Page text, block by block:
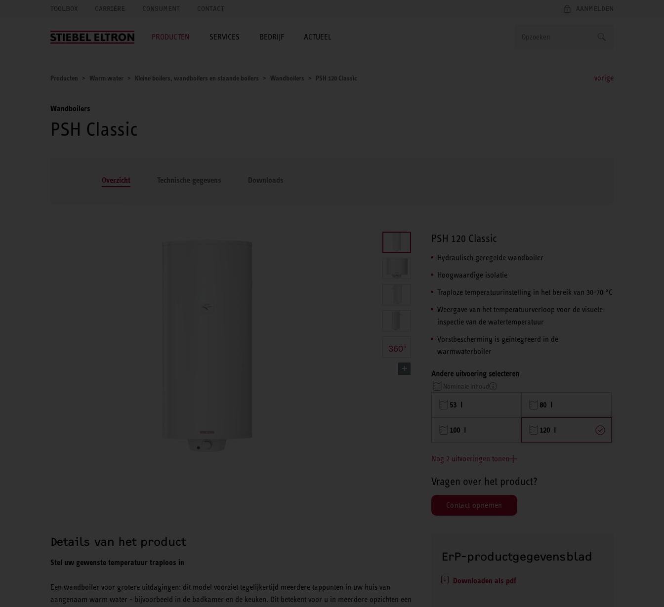
TOOLBOX CARRIÈRE CONSUMENT CONTACT AANMELDEN
PRODUCTEN SERVICES BEDRIJF ACTUEEL
Producten Warm water Kleine boilers, wandboilers en staande boilers Wandboilers PSH 120 Classic vorige
Wandboilers
PSH Classic
Overzicht Technische gegevens Downloads
360°
PSH 120 Classic
Hydraulisch geregelde wandboiler
Hoogwaardige isolatie
Traploze temperatuurinstelling in het bereik van 30-70 °C
Weergave van het temperatuurverloop voor de visuele
inspectie van de watertemperatuur
Vorstbescherming is geïntegreerd in de
warmwaterboiler
Andere uitvoering selecteren
Nominale inhoud
53 l 80 l
100 l 120 l
Nog 2 uitvoeringen tonen
Vragen over het product?
Contact opnemen
Details van het product
Stel uw gewenste temperatuur traploos in
Een wandboiler voor grotere uitdagingen: dit model voorziet tegelijkertijd meerdere tappunten in uw huis van
aangenaam warm water - bijvoorbeeld in de badkamer en de keuken. Dit betekent voor u in meerdere opzichten een
ErP-productgegevensblad
Downloaden als pdf